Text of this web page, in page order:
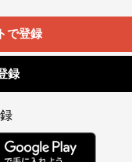
で登録
録